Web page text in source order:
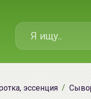
эссенция